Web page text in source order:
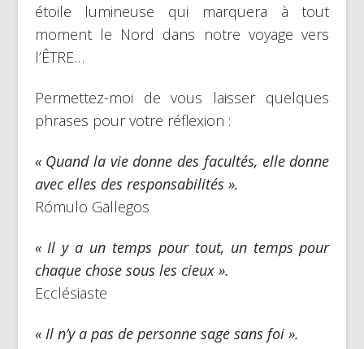
étoile lumineuse qui marquera à tout
moment le Nord dans notre voyage vers
l’ÊTRE…
Permettez-moi de vous laisser quelques
phrases pour votre réflexion :
« Quand la vie donne des facultés, elle donne
avec elles des responsabilités ».
Rómulo Gallegos
« Il y a un temps pour tout, un temps pour
chaque chose sous les cieux ».
Ecclésiaste
« Il n’y a pas de personne sage sans foi ».